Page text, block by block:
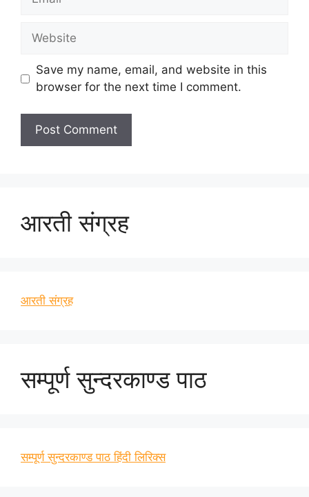
Website
Save my name, email, and website in this
browser for the next time I comment.
आरती संग्रह
आरती संग्रह
सम्पूर्ण सुन्दरकाण्ड पाठ
सम्पूर्ण सुन्दरकाण्ड पाठ हिंदी लिरिक्स